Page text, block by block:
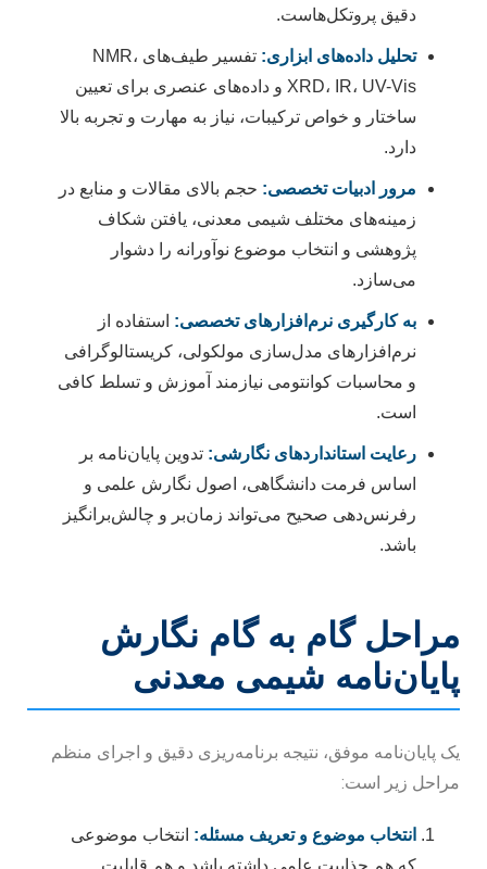
دقیق پروتکل‌هاست.
تحلیل داده‌های ابزاری:
تفسیر طیف‌های NMR،
XRD، IR، UV-Vis و داده‌های عنصری برای تعیین
ساختار و خواص ترکیبات، نیاز به مهارت و تجربه بالا
دارد.
مرور ادبیات تخصصی: حجم بالای مقالات و منابع در
زمینه‌های مختلف شیمی معدنی، یافتن شکاف
پژوهشی و انتخاب موضوع نوآورانه را دشوار
می‌سازد.
به کارگیری نرم‌افزارهای تخصصی: استفاده از
نرم‌افزارهای مدل‌سازی مولکولی، کریستالوگرافی
و محاسبات کوانتومی نیازمند آموزش و تسلط کافی
است.
رعایت استانداردهای نگارشی: تدوین پایان‌نامه بر
اساس فرمت دانشگاهی، اصول نگارش علمی و
رفرنس‌دهی صحیح می‌تواند زمان‌بر و چالش‌برانگیز
باشد.
مراحل گام به گام نگارش
پایان‌نامه شیمی معدنی
یک پایان‌نامه موفق، نتیجه برنامه‌ریزی دقیق و اجرای منظم
مراحل زیر است:
انتخاب موضوع و تعریف مسئله: انتخاب موضوعی